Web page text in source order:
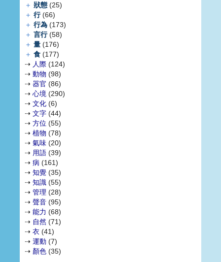
＋ 狀態 (25)
＋ 行(66)
＋ 行為 (173)
＋ 言行(58)
＋ 量 (176)
＋ 食 (177)
⇢ 人際 (124)
⇢ 動物 (98)
⇢ 器官 (86)
⇢ 心境 (290)
⇢ 文化 (6)
⇢ 文字 (44)
⇢ 方位 (55)
⇢ 植物 (78)
⇢ 氣味 (20)
⇢ 用語 (39)
⇢ 病 (161)
⇢ 知覺 (35)
⇢ 知識 (55)
⇢ 管理 (28)
⇢ 聲音 (95)
⇢ 能力 (68)
⇢ 自然 (71)
⇢ 衣 (41)
⇢ 運動 (7)
⇢ 顏色 (35)